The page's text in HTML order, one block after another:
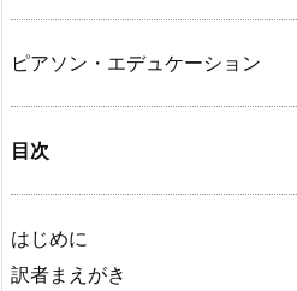
ピアソン・エデュケーション
目次
はじめに
訳者まえがき